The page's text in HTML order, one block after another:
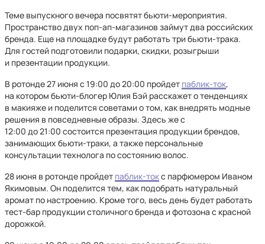
Теме выпускного вечера посвятят бьюти-мероприятия.
Пространство двух поп-ап-магазинов займут два российских
бренда. Еще на площадке будут работать три бьюти-трака.
Для гостей подготовили подарки, скидки, розыгрыши
и презентации продукции.
В ротонде 27 июня с 19:00 до 20:00 пройдет паблик-ток,
на котором бьюти-блогер Юлия Бэй расскажет о тенденциях
в макияже и поделится советами о том, как внедрять модные
решения в повседневные образы. Здесь же с
12:00 до 21:00 состоится презентация продукции брендов,
занимающих бьюти-траки, а также персональные
консультации технолога по состоянию волос.
28 июня в ротонде пройдет паблик-токс парфюмером Иваном
Якимовым. Он поделится тем, как подобрать натуральный
аромат по настроению. Кроме того, весь день будет работать
тест-бар продукции столичного бренда и фотозона с красной
дорожкой.